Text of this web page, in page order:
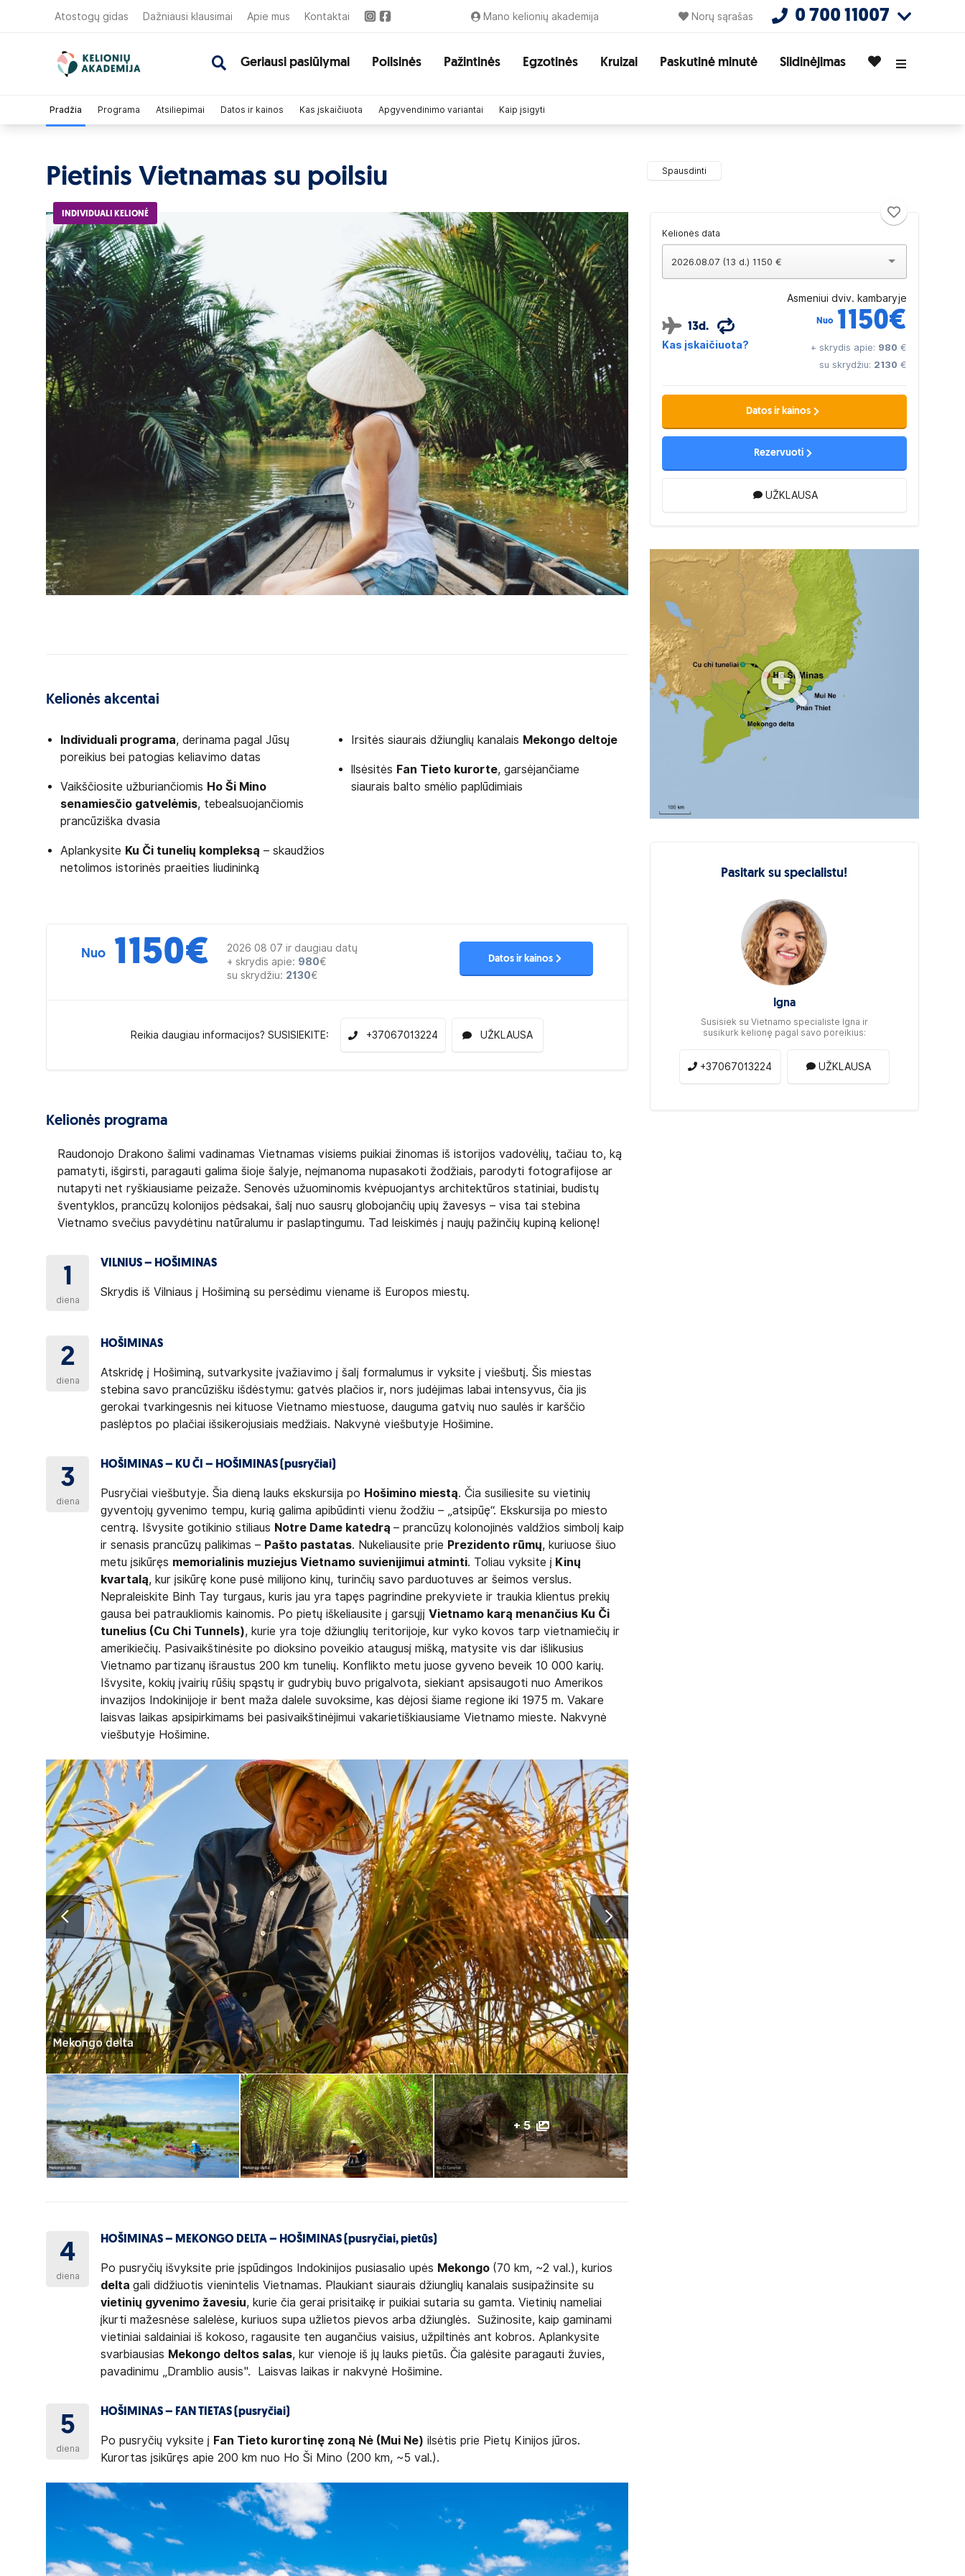
Atostogų gidas Dažniausi klausimai Apie mus Kontaktai Mano kelionių akademija Norų sąrašas 0 700 11007
Geriausi pasiūlymai Poilsinės Pažintinės Egzotinės Kruizai Paskutinė minutė Slidinėjimas
Pietinis Vietnamas su poilsiu Spausdinti
Pradžia Programa Atsiliepimai Datos ir kainos Kas įskaičiuota Apgyvendinimo variantai Kaip įsigyti
INDIVIDUALI KELIONĖ
Kelionės akcentai
Individuali programa, derinama pagal Jūsų
poreikius bei patogias keliavimo datas
Vaikščiosite užburiančiomis Ho Ši Mino
senamiesčio gatvelėmis, tebealsuojančiomis
prancūziška dvasia
Aplankysite Ku Či tunelių kompleksą – skaudžios
netolimos istorinės praeities liudininką
Irsitės siaurais džiunglių kanalais Mekongo deltoje
llsėsitės Fan Tieto kurorte, garsėjančiame
siaurais balto smėlio paplūdimiais
Nuo 1150€
2026 08 07 ir daugiau datų
+ skrydis apie: 980€
su skrydžiu: 2130€
Datos ir kainos
Reikia daugiau informacijos? SUSISIEKITE: +37067013224 UŽKLAUSA
Kelionės programa
Raudonojo Drakono šalimi vadinamas Vietnamas visiems puikiai žinomas iš istorijos vadovėlių, tačiau to, ką
pamatyti, išgirsti, paragauti galima šioje šalyje, neįmanoma nupasakoti žodžiais, parodyti fotografijose ar
nutapyti net ryškiausiame peizaže. Senovės užuominomis kvėpuojantys architektūros statiniai, budistų
šventyklos, prancūzų kolonijos pėdsakai, šalį nuo sausrų globojančių upių žavesys – visa tai stebina
Vietnamo svečius pavydėtinu natūralumu ir paslaptingumu. Tad leiskimės į naujų pažinčių kupiną kelionę!
1
diena
VILNIUS – HOŠIMINAS
Skrydis iš Vilniaus į Hošiminą su persėdimu viename iš Europos miestų.
2
diena
HOŠIMINAS
Atskridę į Hošiminą, sutvarkysite įvažiavimo į šalį formalumus ir vyksite į viešbutį. Šis miestas
stebina savo prancūzišku išdėstymu: gatvės plačios ir, nors judėjimas labai intensyvus, čia jis
gerokai tvarkingesnis nei kituose Vietnamo miestuose, dauguma gatvių nuo saulės ir karščio
paslėptos po plačiai išsikerojusiais medžiais. Nakvynė viešbutyje Hošimine.
3
diena
HOŠIMINAS – KU ČI – HOŠIMINAS (pusryčiai)
Pusryčiai viešbutyje. Šia dieną lauks ekskursija po Hošimino miestą. Čia susiliesite su vietinių
gyventojų gyvenimo tempu, kurią galima apibūdinti vienu žodžiu – „atsipūę“. Ekskursija po miesto
centrą. Išvysite gotikinio stiliaus Notre Dame katedrą– prancūzų kolonojinės valdžios simbolį kaip
ir senasis prancūzų palikimas – Pašto pastatas. Nukeliausite prie Prezidento rūmų, kuriuose šiuo
metu įsikūręs memorialinis muziejus Vietnamo suvienijimui atminti. Toliau vyksite į Kinų
kvartalą, kur įsikūrę kone pusė milijono kinų, turinčių savo parduotuves ar šeimos verslus.
Nepraleiskite Binh Tay turgaus, kuris jau yra tapęs pagrindine prekyviete ir traukia klientus prekių
gausa bei patraukliomis kainomis. Po pietų iškeliausite į garsųjįVietnamo karą menančius Ku Či
tunelius (Cu Chi Tunnels), kurie yra toje džiunglių teritorijoje, kur vyko kovos tarp vietnamiečių ir
amerikiečių. Pasivaikštinėsite po dioksino poveikio ataugusį mišką, matysite vis dar išlikusius
Vietnamo partizanų išraustus 200 km tunelių. Konflikto metu juose gyveno beveik 10 000 karių.
Išvysite, kokių įvairių rūšių spąstų ir gudrybių buvo prigalvota, siekiant apsisaugoti nuo Amerikos
invazijos Indokinijoje ir bent maža dalele suvoksime, kas dėjosi šiame regione iki 1975 m. Vakare
laisvas laikas apsipirkimams bei pasivaikštinėjimui vakarietiškiausiame Vietnamo mieste. Nakvynė
viešbutyje Hošimine.
+ 5
4
diena
HOŠIMINAS – MEKONGO DELTA – HOŠIMINAS (pusryčiai, pietūs)
Po pusryčių išvyksite prie įspūdingos Indokinijos pusiasalio upės Mekongo (70 km, ~2 val.), kurios
deltagali didžiuotis vienintelis Vietnamas. Plaukiant siaurais džiunglių kanalais susipažinsite su
vietinių gyvenimo žavesiu, kurie čia gerai prisitaikę ir puikiai sutaria su gamta. Vietinių nameliai
įkurti mažesnėse salelėse, kuriuos supa užlietos pievos arba džiunglės. Sužinosite, kaip gaminami
vietiniai saldainiai iš kokoso, ragausite ten augančius vaisius, užpiltinės ant kobros. Aplankysite
svarbiausias Mekongo deltos salas, kur vienoje iš jų lauks pietūs. Čia galėsite paragauti žuvies,
pavadinimu „Dramblio ausis". Laisvas laikas ir nakvynė Hošimine.
5
diena
HOŠIMINAS – FAN TIETAS (pusryčiai)
Po pusryčių vyksite į Fan Tieto kurortinę zoną Nė (Mui Ne) ilsėtis prie Pietų Kinijos jūros.
Kurortas įsikūręs apie 200 km nuo Ho Ši Mino (200 km, ~5 val.).
Kelionės data
2026.08.07 (13 d.) 1150 €
Asmeniui dviv. kambaryje
13d.
Nuo 1150€
Kas įskaičiuota? + skrydis apie: 980 €
su skrydžiu: 2130 €
Datos ir kainos
Rezervuoti
UŽKLAUSA
Pasitark su specialistu!
Igna
Susisiek su Vietnamo specialiste Igna ir
susikurk kelionę pagal savo poreikius:
+37067013224 UŽKLAUSA